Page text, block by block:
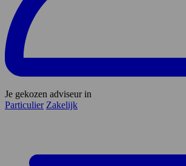
Je gekozen adviseur in
Particulier Zakelijk